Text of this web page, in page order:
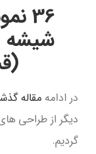
36
شیشه
در ادامه مقاله
دیگر از طراحی
گردیم.